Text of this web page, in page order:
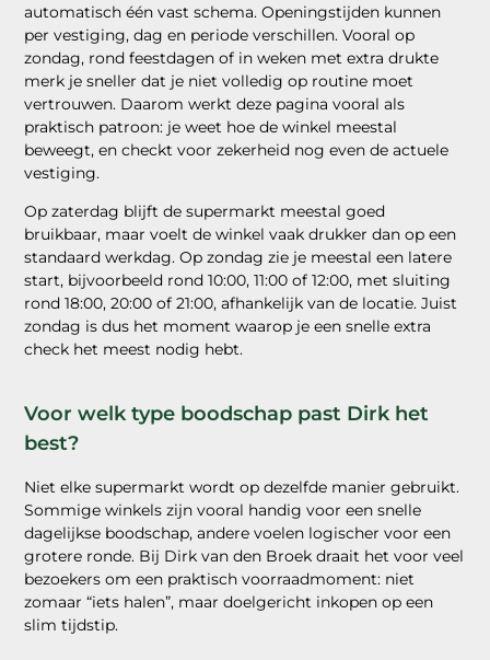
automatisch één vast schema. Openingstijden kunnen
per vestiging, dag en periode verschillen. Vooral op
zondag, rond feestdagen of in weken met extra drukte
merk je sneller dat je niet volledig op routine moet
vertrouwen. Daarom werkt deze pagina vooral als
praktisch patroon: je weet hoe de winkel meestal
beweegt, en checkt voor zekerheid nog even de actuele
vestiging.
Op zaterdag blijft de supermarkt meestal goed
bruikbaar, maar voelt de winkel vaak drukker dan op een
standaard werkdag. Op zondag zie je meestal een latere
start, bijvoorbeeld rond 10:00, 11:00 of 12:00, met sluiting
rond 18:00, 20:00 of 21:00, afhankelijk van de locatie. Juist
zondag is dus het moment waarop je een snelle extra
check het meest nodig hebt.
Voor welk type boodschap past Dirk het
best?
Niet elke supermarkt wordt op dezelfde manier gebruikt.
Sommige winkels zijn vooral handig voor een snelle
dagelijkse boodschap, andere voelen logischer voor een
grotere ronde. Bij Dirk van den Broek draait het voor veel
bezoekers om een praktisch voorraadmoment: niet
zomaar “iets halen”, maar doelgericht inkopen op een
slim tijdstip.